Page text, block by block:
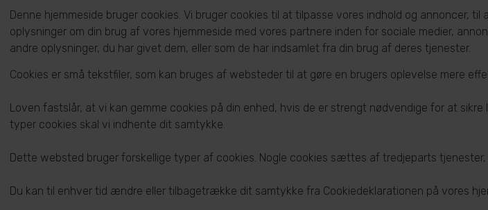
Denne hjemmeside bruger cookies. Vi bruger cookies til at tilpasse vores indhold og annoncer,
oplysninger om din brug af vores hjemmeside med vores partnere inden for sociale medier,
andre oplysninger, du har givet dem, eller som de har indsamlet fra din brug af deres tjenester.
Cookies er små tekstfiler, som kan bruges af websteder til at gøre en brugers oplevelse mere
Loven fastslår, at vi kan gemme cookies på din enhed, hvis de er strengt nødvendige for at
typer cookies skal vi indhente dit samtykke.
Dette websted bruger forskellige typer af cookies. Nogle cookies sættes af tredjeparts tjenester,
Du kan til enhver tid ændre eller tilbagetrække dit samtykke fra Cookiedeklarationen på vores